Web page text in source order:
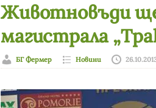
Животновъди
магистрала
БГ Фермер Новини